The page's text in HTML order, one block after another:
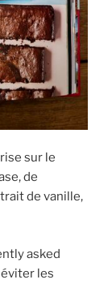
sur le
de
de vanille,
asked
les